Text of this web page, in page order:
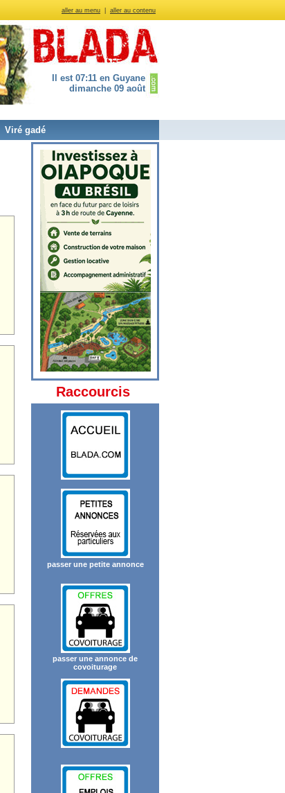
aller au menu aller au contenu
Il est 07:11 en Guyane
dimanche 09 août
Viré gadé
Raccourcis
passer une petite annonce
passer une annonce de
covoiturage